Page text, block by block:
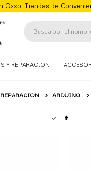
Oxxo, Tiendas de
Y REPARACION
ARDUINO
Fijar